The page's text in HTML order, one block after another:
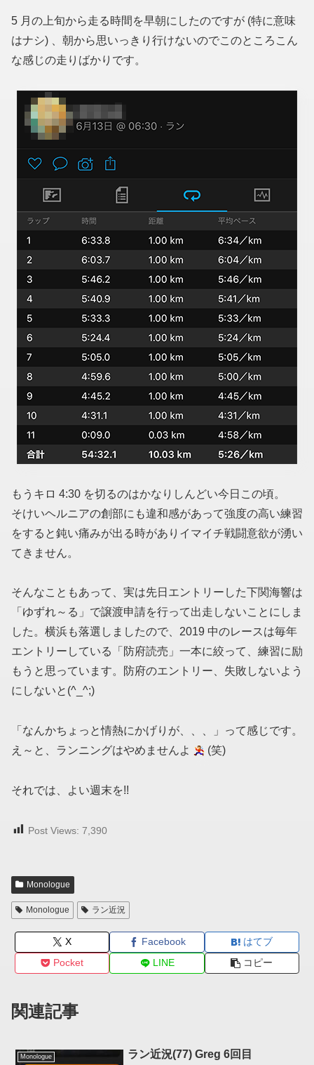
5 月の上旬から走る時間を早朝にしたのですが (特に意味
はナシ) 、朝から思いっきり行けないのでこのところこん
な感じの走りばかりです。
もうキロ 4:30 を切るのはかなりしんどい今日この頃。
そけいヘルニアの創部にも違和感があって強度の高い練習
をすると鈍い痛みが出る時がありイマイチ戦闘意欲が湧い
てきません。
そんなこともあって、実は先日エントリーした下関海響は
「ゆずれ～る」で譲渡申請を行って出走しないことにしま
した。横浜も落選しましたので、2019 中のレースは毎年
エントリーしている「防府読売」一本に絞って、練習に励
もうと思っています。防府のエントリー、失敗しないよう
にしないと(^_^;)
「なんかちょっと情熱にかげりが、、、」って感じです。
え～と、ランニングはやめませんよ
(笑)
それでは、よい週末を!!
Post Views: 7,390
Monologue
Monologue ラン近況
X Facebook
はてブ
Pocket
LINE コピー
関連記事
Monologue ラン近況(77) Greg 6回目